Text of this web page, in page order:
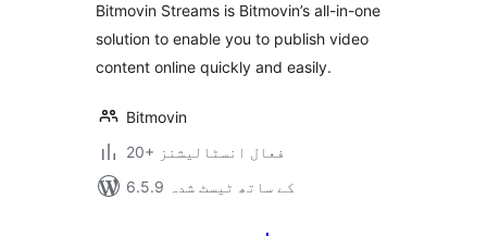
Bitmovin Streams is Bitmovin’s all-in-one
solution to enable you to publish video
content online quickly and easily.
Bitmovin
20+ فعال انسٹالیشنز
6.5.9 کے ساتھ ٹیسٹ شدہ